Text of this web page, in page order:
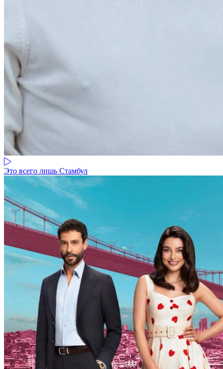
Это всего лишь Стамбул